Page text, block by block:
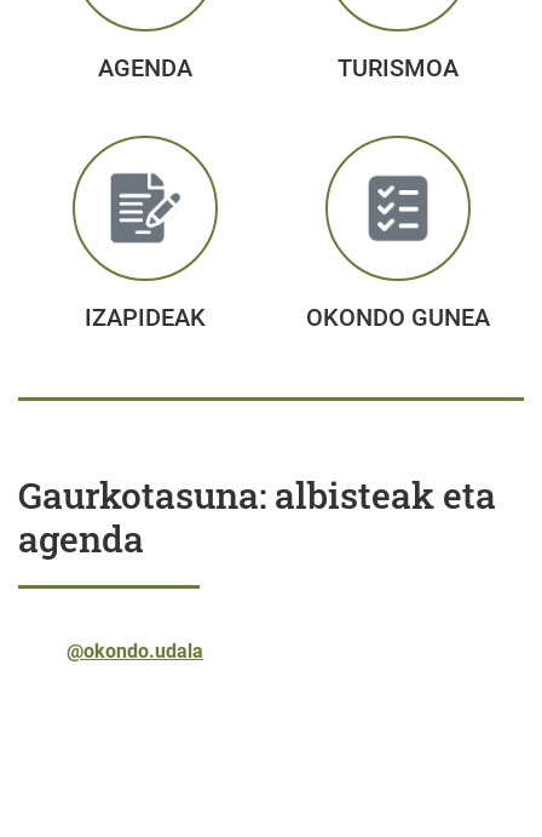
AGENDA TURISMOA
IZAPIDEAK OKONDO GUNEA
Gaurkotasuna: albisteak eta
agenda
@okondo.udala